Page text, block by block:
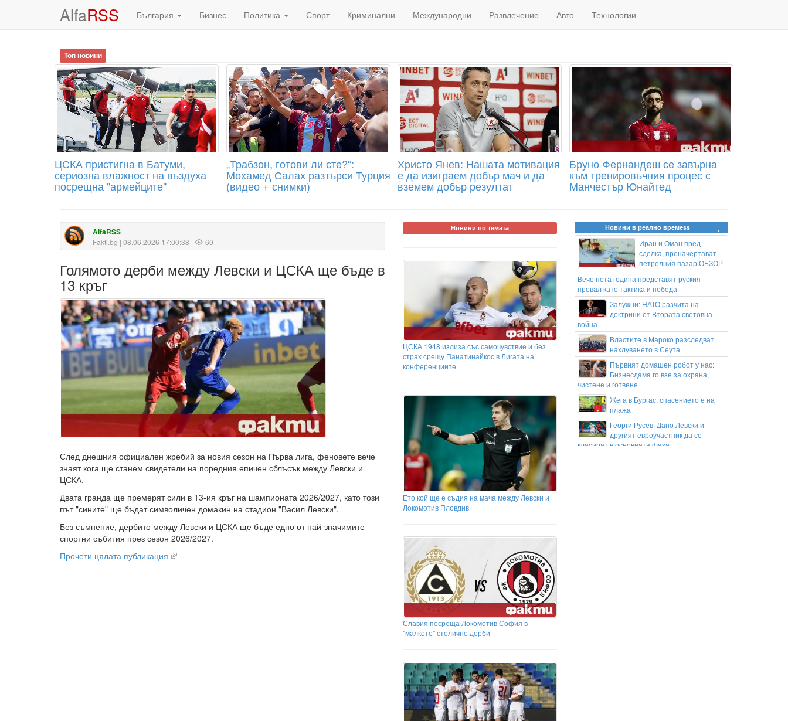
AlfaRSS България Бизнес Политика Спорт Криминални Международни Развлечение Авто Технологии
Топ новини
ЦСКА пристигна в Батуми,
сериозна влажност на въздуха
посрещна "армейците"
„Трабзон, готови ли сте?“:
Мохамед Салах разтърси Турция
(видео + снимки)
Христо Янев: Нашата мотивация
е да изиграем добър мач и да
вземем добър резултат
Бруно Фернандеш се завърна
към тренировъчния процес с
Манчестър Юнайтед
AlfaRSS
Fakti.bg | 08.06.2026 17:00:38 | 60
Голямото дерби между Левски и ЦСКА ще бъде в
13 кръг
След днешния официален жребий за новия сезон на Първа лига, феновете вече
знаят кога ще станем свидетели на поредния епичен сблъсък между Левски и
ЦСКА.
Двата гранда ще премерят сили в 13-ия кръг на шампионата 2026/2027, като този
път "сините" ще бъдат символичен домакин на стадион "Васил Левски".
Без съмнение, дербито между Левски и ЦСКА ще бъде едно от най-значимите
спортни събития през сезон 2026/2027.
Прочети цялата публикация
Новини по темата
ЦСКА 1948 излиза със самочувствие и без
страх срещу Панатинайкос в Лигата на
конференциите
Ето кой ще е съдия на мача между Левски и
Локомотив Пловдив
Славия посреща Локомотив София в
"малкото" столично дерби
Новини в реално времеss
Иран и Оман пред
сделка, преначертават
петролния пазар ОБЗОР
Вече пета година представят руския
провал като тактика и победа
Залужни: НАТО разчита на
доктрини от Втората световна
война
Властите в Мароко разследват
нахлуването в Сеута
Първият домашен робот у нас:
Бизнесдама го взе за охрана,
чистене и готвене
Жега в Бургас, спасението е на
плажа
Георги Русев: Дано Левски и
другият евроучастник да се
класират в основната фаза